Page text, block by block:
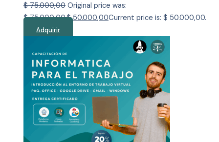
$75.000,00 Original price was:
$ 75.000,00.$50.000,00Current price is: $ 50.000,00.
Adquirir